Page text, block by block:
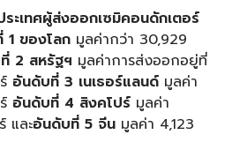
ะเทศผู้ส่งออกเซมิคอนดักเตอร์
1 ของโลก มูลค่ากว่า 30,929
2 สหรัฐฯ มูลค่าการส่งออกอยู่ที่
อันดับที่ 3 เนเธอร์แลนด์ มูลค่า
อันดับที่ 4 สิงคโปร์ มูลค่า
และอันดับที่ 5 จีน มูลค่า 4,123